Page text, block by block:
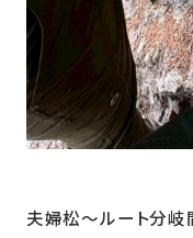
夫婦松～ルート分